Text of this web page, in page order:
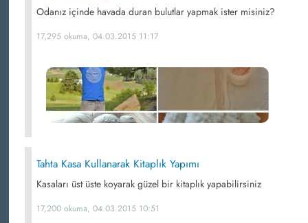
Odanız içinde havada duran bulutlar yapmak ister misiniz?
17,295 okuma, 04.03.2015 11:17
Tahta Kasa Kullanarak Kitaplık Yapımı
Kasaları üst üste koyarak güzel bir kitaplık yapabilirsiniz
17,200 okuma, 04.03.2015 10:51